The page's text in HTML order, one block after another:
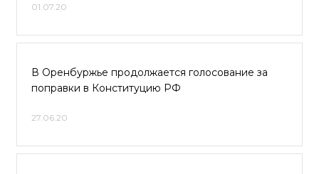
01.07.20
В Оренбуржье продолжается голосование за
поправки в Конституцию РФ
27.06.20